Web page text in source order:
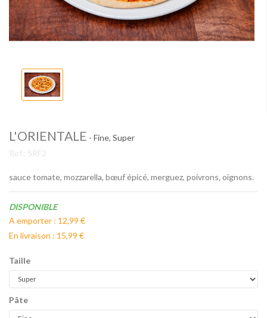
L'ORIENTALE - Fine, Super
Ref.: SRF2
sauce tomate, mozzarella, bœuf épicé, merguez, poivrons, oignons.
Disponibilité:
DISPONIBLE
A emporter : 12,99 €
En livraison : 15,99 €
Taille
Pâte